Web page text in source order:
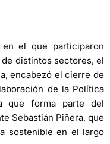
el que participaron
distintos sectores, el
encabezó el cierre de
de la Política
que forma parte del
Sebastián Piñera, que
sostenible en el largo